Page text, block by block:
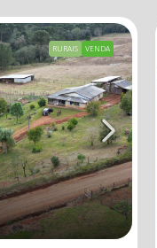
RURAIS VENDA